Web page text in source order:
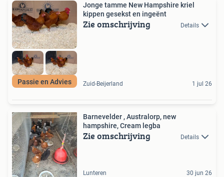
Passie en Advies
Jonge tamme New Hampshire kriel
kippen gesekst en ingeënt
Zie omschrijving Details
Zuid-Beijerland 1 jul 26
Barnevelder , Australorp, new
hampshire, Cream legba
Zie omschrijving Details
Lunteren 30 jun 26